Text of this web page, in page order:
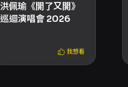
洪佩瑜《開了又開》
巡迴演唱會 2026
我想看